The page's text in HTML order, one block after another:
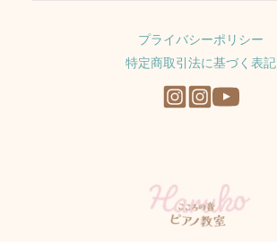
プライバシーポリシー
特定商取引法に基づく表記